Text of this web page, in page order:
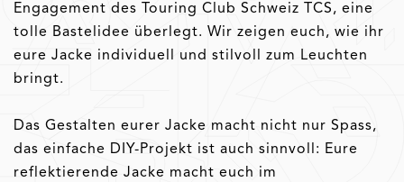
Engagement des Touring Club Schweiz TCS, eine
tolle Bastelidee überlegt. Wir zeigen euch, wie ihr
eure Jacke individuell und stilvoll zum Leuchten
bringt.
Das Gestalten eurer Jacke macht nicht nur Spass,
das einfache DIY-Projekt ist auch sinnvoll: Eure
reflektierende Jacke macht euch im